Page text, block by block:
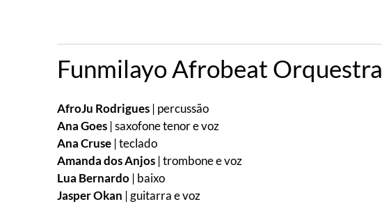
Funmilayo Afrobeat Orquestra
AfroJu Rodrigues | percussão
Ana Goes | saxofone tenor e voz
Ana Cruse | teclado
Amanda dos Anjos | trombone e voz
Lua Bernardo | baixo
Jasper Okan | guitarra e voz